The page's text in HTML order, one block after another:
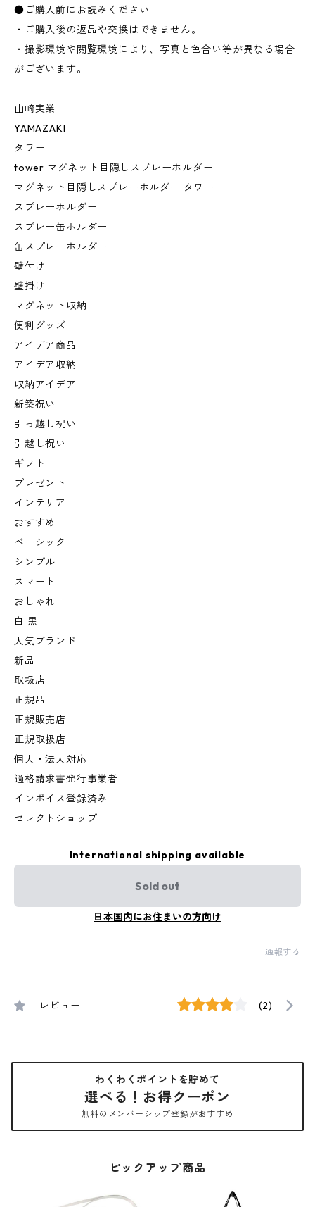
●ご購入前にお読みください
・ご購入後の返品や交換はできません。
・撮影環境や閲覧環境により、写真と色合い等が異なる場合
がございます。
山崎実業
YAMAZAKI
タワー
tower マグネット目隠しスプレーホルダー
マグネット目隠しスプレーホルダー タワー
スプレーホルダー
スプレー缶ホルダー
缶スプレーホルダー
壁付け
壁掛け
マグネット収納
便利グッズ
アイデア商品
アイデア収納
収納アイデア
新築祝い
引っ越し祝い
引越し祝い
ギフト
プレゼント
インテリア
おすすめ
ベーシック
シンプル
スマート
おしゃれ
白 黒
人気ブランド
新品
取扱店
正規品
正規販売店
正規取扱店
個人・法人対応
適格請求書発行事業者
インボイス登録済み
セレクトショップ
International shipping available
Sold out
日本国内にお住まいの方向け
通報する
レビュー (2)
わくわくポイントを貯めて
選べる！お得クーポン
無料のメンバーシップ登録がおすすめ
ピックアップ商品